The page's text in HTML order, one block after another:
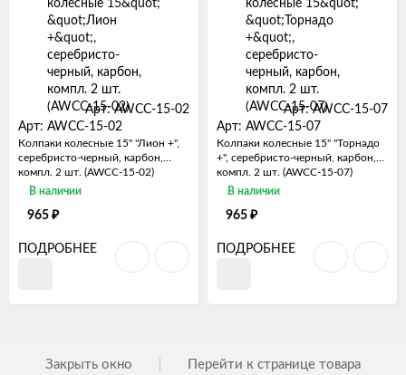
Арт: AWCC-15-02
Арт: AWCC-15-02
Колпаки колесные 15" "Лион +",
серебристо-черный, карбон,
компл. 2 шт. (AWCC-15-02)
В наличии
965 ₽
ПОДРОБНЕЕ
Арт: AWCC-15-07
Арт: AWCC-15-07
Колпаки колесные 15" "Торнадо
+", серебристо-черный, карбон,
компл. 2 шт. (AWCC-15-07)
В наличии
965 ₽
ПОДРОБНЕЕ
Закрыть окно Перейти к странице товара